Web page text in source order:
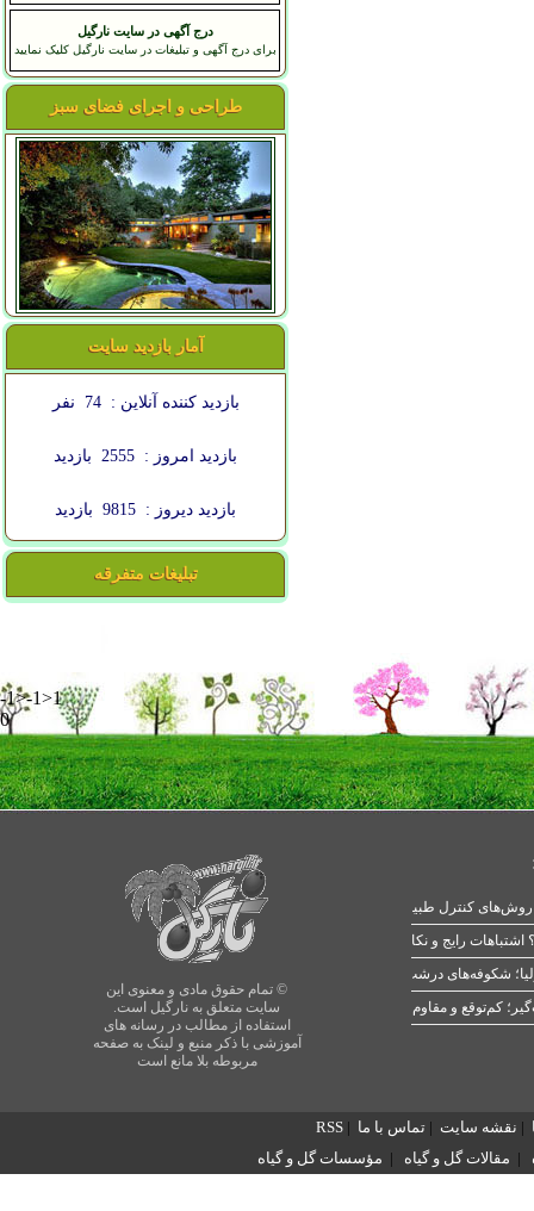
درج آگهی در سایت نارگیل
برای درج آگهی و تبلیغات در سایت نارگیل کلیک نمایید
طراحی و اجرای فضای سبز
آمار بازدید سایت
بازدید کننده آنلاین : 74 نفر
بازدید امروز : 2555 بازدید
بازدید دیروز : 9815 بازدید
تبلیغات متفرقه
-1>-1>1
0
© تمام حقوق مادی و معنوی این
سایت متعلق به نارگیل است.
استفاده از مطالب در رسانه های
آموزشی با ذکر منبع و لینک به صفحه
مربوطه بلا مانع است
رایج و نکات طلایی
شکوفه‌های درشت در بهار
| نقشه سایت | تماس با ما |
RSS
| مقالات گل و گیاه | مؤسسات گل و گیاه